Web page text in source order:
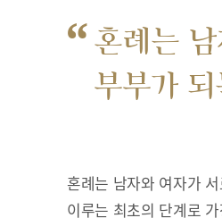
“혼례는
부부가
혼례는 남자와 여자가
이루는 최초의 단계로